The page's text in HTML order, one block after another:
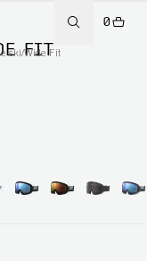
0
ski/Wide Fit
FIT